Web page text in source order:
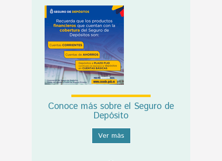
Conoce más sobre el Seguro de
Depósito
Ver más